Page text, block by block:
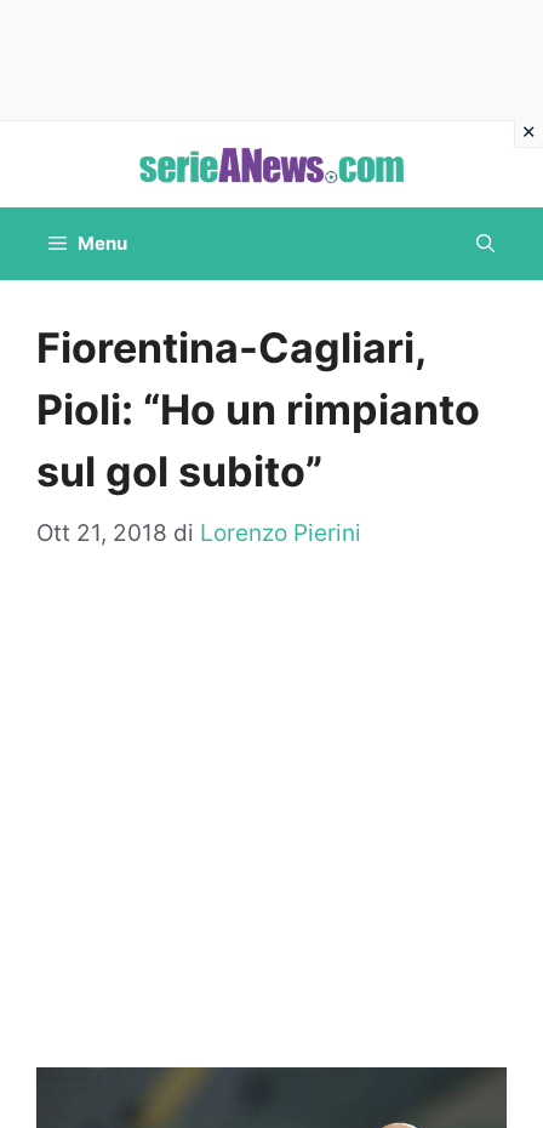
contenuto
Menu
Fiorentina-Cagliari,
Pioli: “Ho un rimpianto
sul gol subito”
Ott 21, 2018 di Lorenzo Pierini